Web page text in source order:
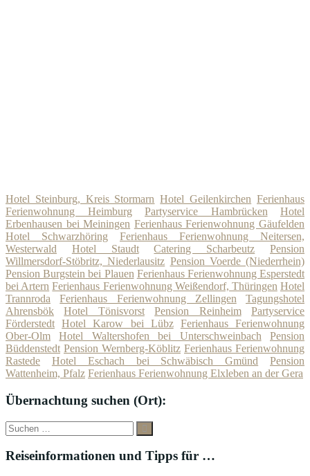
Hotel Steinburg, Kreis Stormarn Hotel Geilenkirchen Ferienhaus
Ferienwohnung Heimburg
Partyservice Hambrücken
Hotel
Erbenhausen bei Meiningen Ferienhaus Ferienwohnung Gäufelden
Hotel Schwarzhöring
Ferienhaus Ferienwohnung Neitersen,
Westerwald
Hotel Staudt Catering Scharbeutz
Pension
Willmersdorf-Stöbritz, Niederlausitz Pension Voerde (Niederrhein)
Pension Burgstein bei Plauen Ferienhaus Ferienwohnung Esperstedt
bei Artern Ferienhaus Ferienwohnung Weißendorf, Thüringen Hotel
Trannroda
Ferienhaus Ferienwohnung Zellingen
Tagungshotel
Ahrensbök
Hotel Tönisvorst Pension Reinheim
Partyservice
Förderstedt Hotel Karow bei Lübz
Ferienhaus Ferienwohnung
Ober-Olm
Hotel Waltershofen bei Unterschweinbach
Pension
Büddenstedt Pension Wernberg-Köblitz Ferienhaus Ferienwohnung
Rastede
Hotel Eschach bei Schwäbisch Gmünd
Pension
Wattenheim, Pfalz Ferienhaus Ferienwohnung Elxleben an der Gera
Übernachtung suchen (Ort):
Suche
nach:
Suchen
Reiseinformationen und Tipps für …